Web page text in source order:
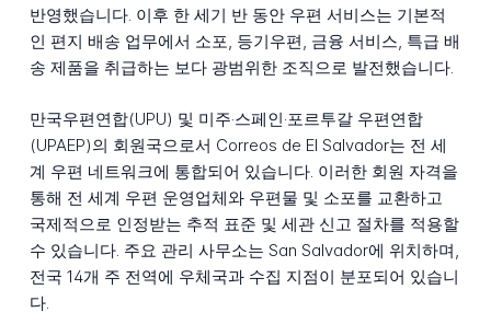
반영했습니다. 이후 한 세기 반 동안 우편 서비스는 기본적
인 편지 배송 업무에서 소포, 등기우편, 금융 서비스, 특급 배
송 제품을 취급하는 보다 광범위한 조직으로 발전했습니다.
만국우편연합(UPU) 및 미주·스페인·포르투갈 우편연합
(UPAEP)의 회원국으로서 Correos de El Salvador는 전 세
계 우편 네트워크에 통합되어 있습니다. 이러한 회원 자격을
통해 전 세계 우편 운영업체와 우편물 및 소포를 교환하고
국제적으로 인정받는 추적 표준 및 세관 신고 절차를 적용할
수 있습니다. 주요 관리 사무소는 San Salvador에 위치하며,
전국 14개 주 전역에 우체국과 수집 지점이 분포되어 있습니
다.